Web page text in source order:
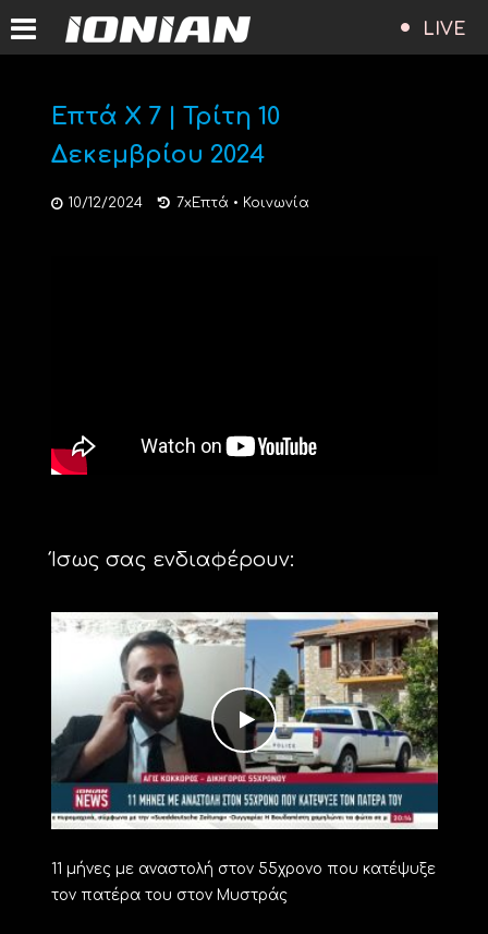
LIVE
Επτά Χ 7 | Τρίτη 10
Δεκεμβρίου 2024
10/12/2024 7xΕπτά • Κοινωνία
Ίσως σας ενδιαφέρουν:
11 μήνες με αναστολή στον 55χρονο που κατέψυξε
τον πατέρα του στον Μυστράς